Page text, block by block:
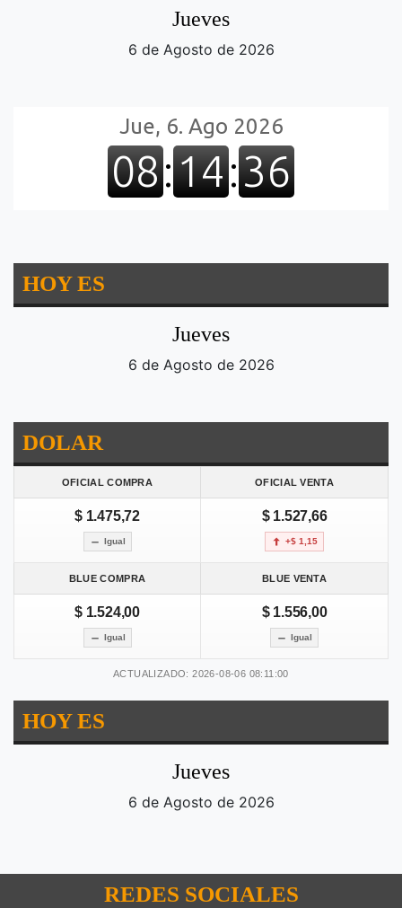
Jueves
6 de Agosto de 2026
HOY ES
Jueves
6 de Agosto de 2026
DOLAR
OFICIAL COMPRA OFICIAL VENTA
$ 1.475,72
Igual
$ 1.527,66
+$ 1,15
BLUE COMPRA BLUE VENTA
$ 1.524,00
Igual
$ 1.556,00
Igual
ACTUALIZADO: 2026-08-06 08:11:00
HOY ES
Jueves
6 de Agosto de 2026
REDES SOCIALES